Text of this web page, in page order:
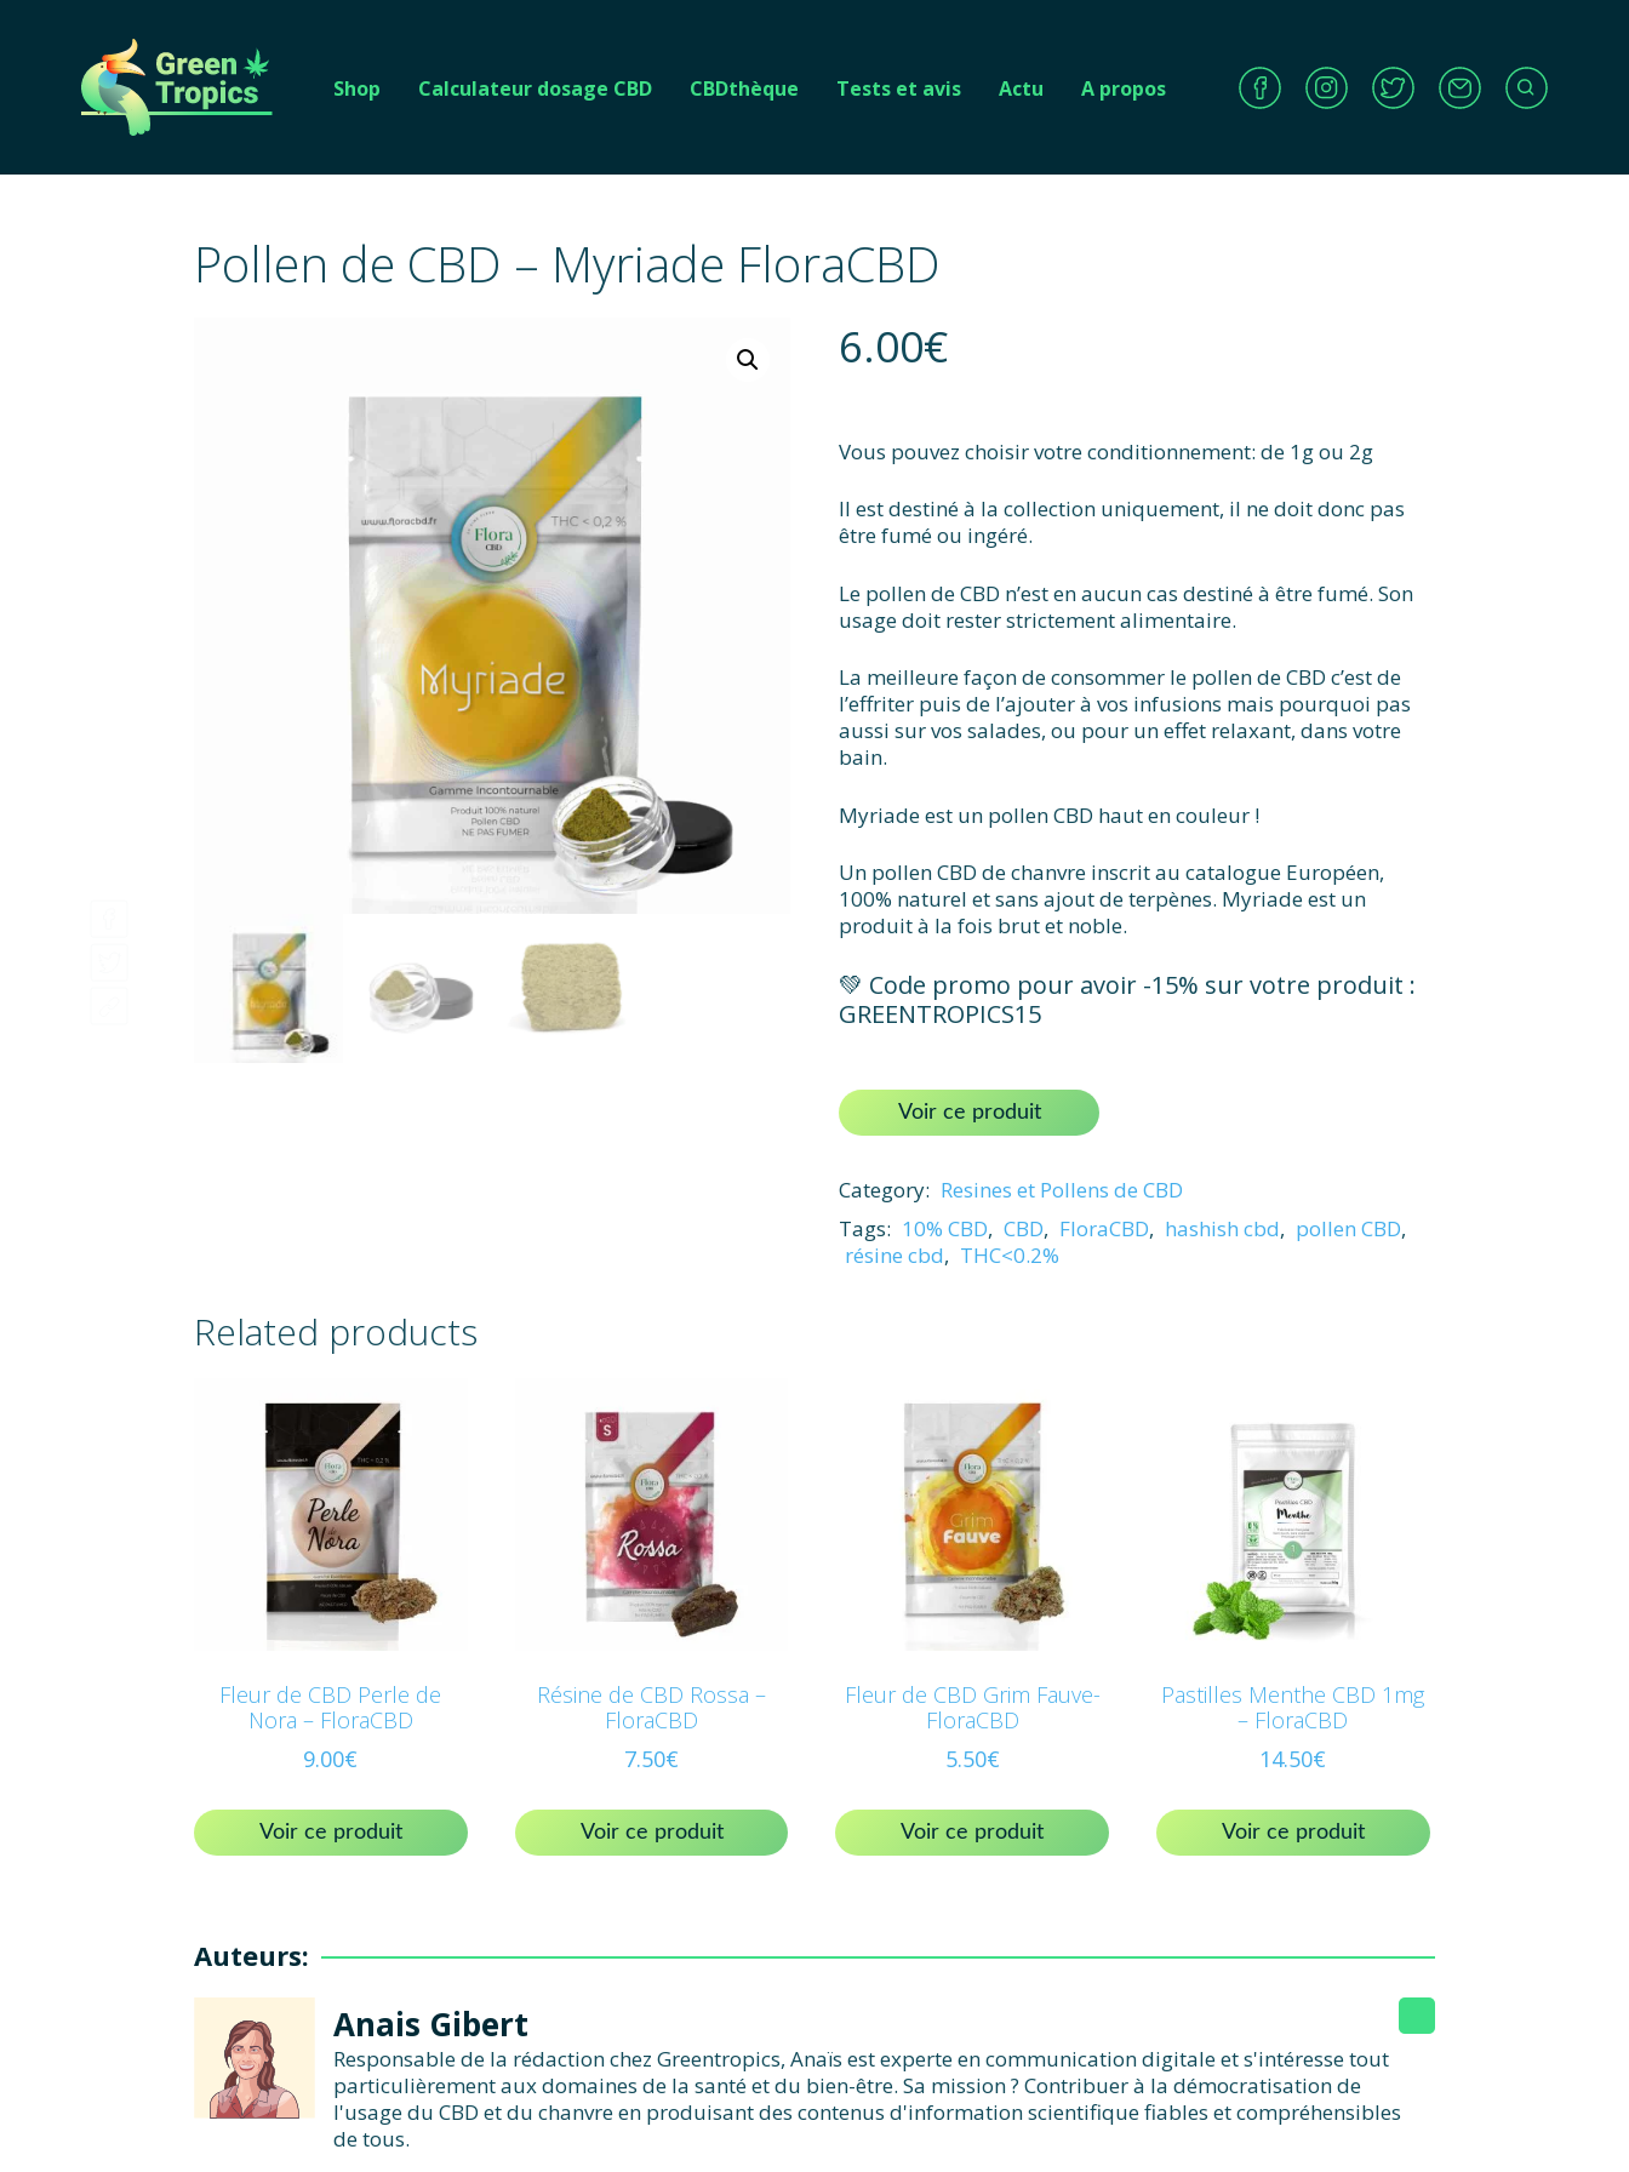
Shop Calculateur dosage CBD CBDthèque Tests et avis Actu A propos
Pollen de CBD – Myriade FloraCBD
6.00€
Vous pouvez choisir votre conditionnement: de 1g ou 2g
Il est destiné à la collection uniquement, il ne doit donc pas
être fumé ou ingéré.
Le pollen de CBD n’est en aucun cas destiné à être fumé. Son
usage doit rester strictement alimentaire.
La meilleure façon de consommer le pollen de CBD c’est de
l’effriter puis de l’ajouter à vos infusions mais pourquoi pas
aussi sur vos salades, ou pour un effet relaxant, dans votre
bain.
Myriade est un pollen CBD haut en couleur !
Un pollen CBD de chanvre inscrit au catalogue Européen,
100% naturel et sans ajout de terpènes. Myriade est un
produit à la fois brut et noble.
💚 Code promo pour avoir -15% sur votre produit :
GREENTROPICS15
Voir ce produit
Category: Resines et Pollens de CBD
Tags: 10% CBD, CBD, FloraCBD, hashish cbd, pollen CBD,
résine cbd, THC<0.2%
Related products
Fleur de CBD Perle de
Nora – FloraCBD
9.00€
Voir ce produit
Résine de CBD Rossa –
FloraCBD
7.50€
Voir ce produit
Fleur de CBD Grim Fauve-
FloraCBD
5.50€
Voir ce produit
Pastilles Menthe CBD 1mg
– FloraCBD
14.50€
Voir ce produit
Auteurs:
Anais Gibert
Responsable de la rédaction chez Greentropics, Anaïs est experte en communication digitale et s'intéresse tout
particulièrement aux domaines de la santé et du bien-être. Sa mission ? Contribuer à la démocratisation de
l'usage du CBD et du chanvre en produisant des contenus d'information scientifique fiables et compréhensibles
de tous.